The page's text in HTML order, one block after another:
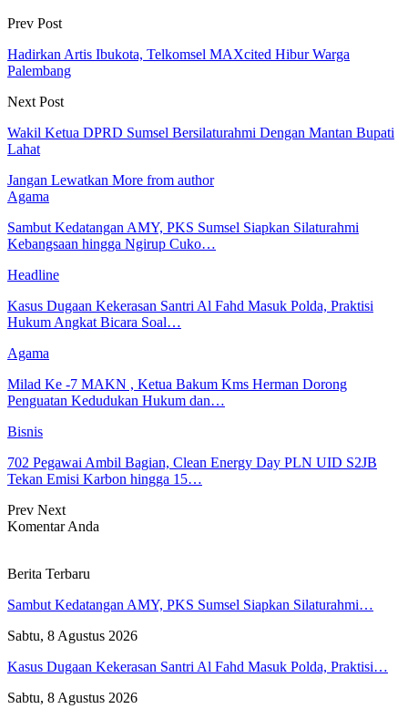
Prev Post
Hadirkan Artis Ibukota, Telkomsel MAXcited Hibur Warga
Palembang
Next Post
Wakil Ketua DPRD Sumsel Bersilaturahmi Dengan Mantan Bupati
Lahat
Jangan Lewatkan More from author
Agama
Sambut Kedatangan AMY, PKS Sumsel Siapkan Silaturahmi
Kebangsaan hingga Ngirup Cuko…
Headline
Kasus Dugaan Kekerasan Santri Al Fahd Masuk Polda, Praktisi
Hukum Angkat Bicara Soal…
Agama
Milad Ke -7 MAKN , Ketua Bakum Kms Herman Dorong
Penguatan Kedudukan Hukum dan…
Bisnis
702 Pegawai Ambil Bagian, Clean Energy Day PLN UID S2JB
Tekan Emisi Karbon hingga 15…
Prev Next
Komentar Anda
Berita Terbaru
Sambut Kedatangan AMY, PKS Sumsel Siapkan Silaturahmi…
Sabtu, 8 Agustus 2026
Kasus Dugaan Kekerasan Santri Al Fahd Masuk Polda, Praktisi…
Sabtu, 8 Agustus 2026